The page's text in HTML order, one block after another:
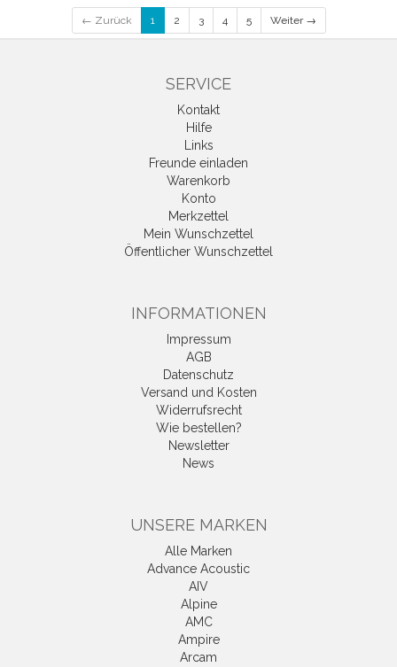
← Zurück 1 2 3 4 5 Weiter →
SERVICE
Kontakt
Hilfe
Links
Freunde einladen
Warenkorb
Konto
Merkzettel
Mein Wunschzettel
Öffentlicher Wunschzettel
INFORMATIONEN
Impressum
AGB
Datenschutz
Versand und Kosten
Widerrufsrecht
Wie bestellen?
Newsletter
News
UNSERE MARKEN
Alle Marken
Advance Acoustic
AIV
Alpine
AMC
Ampire
Arcam